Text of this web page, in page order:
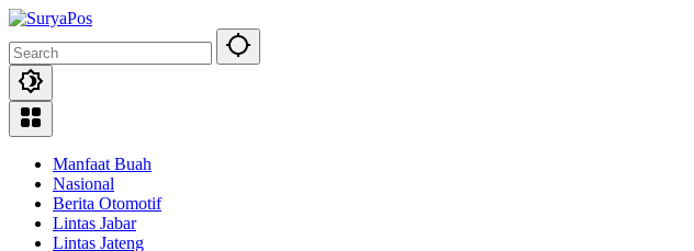
Skip
content
Manfaat Buah
Nasional
Berita Otomotif
Lintas Jabar
Lintas Jateng